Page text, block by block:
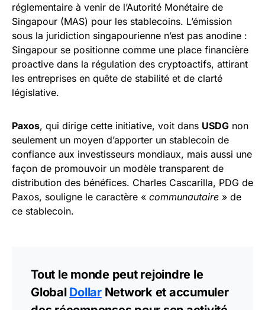
réglementaire à venir de l’Autorité Monétaire de
Singapour (MAS) pour les stablecoins. L’émission
sous la juridiction singapourienne n’est pas anodine :
Singapour se positionne comme une place financière
proactive dans la régulation des cryptoactifs, attirant
les entreprises en quête de stabilité et de clarté
législative.
Paxos, qui dirige cette initiative, voit dans USDG non
seulement un moyen d’apporter un stablecoin de
confiance aux investisseurs mondiaux, mais aussi une
façon de promouvoir un modèle transparent de
distribution des bénéfices. Charles Cascarilla, PDG de
Paxos, souligne le caractère « communautaire » de
ce stablecoin.
Tout le monde peut rejoindre le
Global DollarNetwork et accumuler